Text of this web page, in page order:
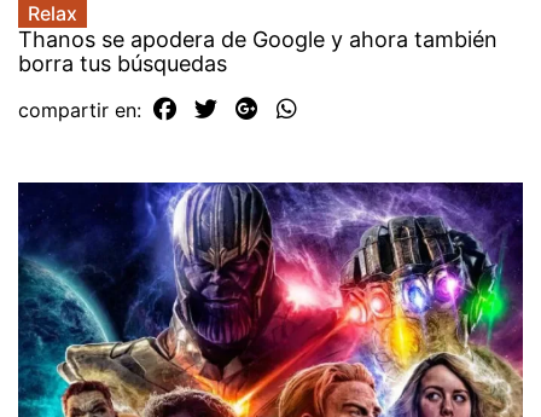
Relax
Thanos se apodera de Google y ahora también
borra tus búsquedas
compartir en: